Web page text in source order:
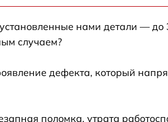
нами детали — до
случаем?
дефекта, который
поломка, утрата